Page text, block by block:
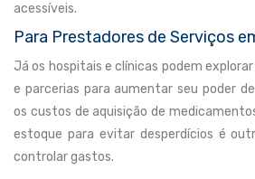
acessíveis.
Para Prestadores de Serviços
Já os hospitais e clínicas podem
e parcerias para aumentar seu poder
os custos de aquisição de
estoque para evitar desperdícios é
controlar gastos.